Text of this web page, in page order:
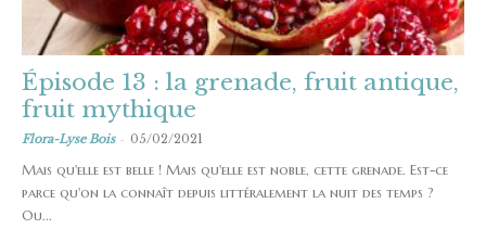
Épisode 13 : la grenade, fruit antique,
fruit mythique
Flora-Lyse Bois - 05/02/2021
Mais qu'elle est belle ! Mais qu'elle est noble, cette grenade. Est-ce
parce qu'on la connaît depuis littéralement la nuit des temps ?
Ou...